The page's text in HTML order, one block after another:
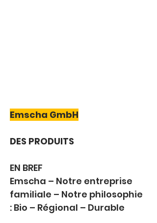
Emscha GmbH
DES PRODUITS
EN BREF
Emscha – Notre entreprise
familiale – Notre philosophie
: Bio – Régional – Durable